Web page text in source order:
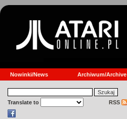
Nowinki/News Archiwum/Archive
Translate to RSS